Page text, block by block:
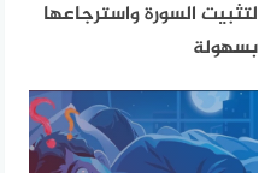
لتثبيت السورة واسترجاعها
بسهولة